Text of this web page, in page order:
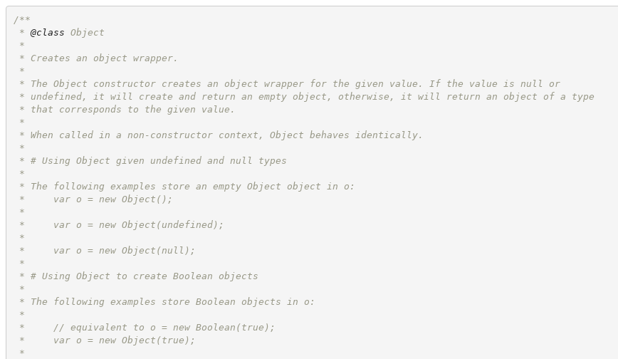
/**
* @class Object
*
* Creates an object wrapper.
*
* The Object constructor creates an object wrapper for the given value. If the value is null or
* undefined, it will create and return an empty object, otherwise, it will return an object of a type
* that corresponds to the given value.
*
* When called in a non-constructor context, Object behaves identically.
*
* # Using Object given undefined and null types
*
* The following examples store an empty Object object in o:
*     var o = new Object();
*
*     var o = new Object(undefined);
*
*     var o = new Object(null);
*
* # Using Object to create Boolean objects
*
* The following examples store Boolean objects in o:
*
*     // equivalent to o = new Boolean(true);
*     var o = new Object(true);
*